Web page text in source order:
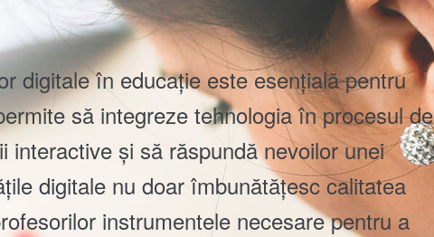
digitale în educație este esențială pentru
să integreze tehnologia în procesul de
interactive și să răspundă nevoilor unei
digitale nu doar îmbunătățesc calitatea
instrumentele necesare pentru a